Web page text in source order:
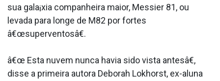
sua gala¡xia companheira maior, Messier 81, ou
levada para longe de M82 por fortes
â€œsuperventosâ€.
â€œ Esta nuvem nunca havia sido vista antesâ€,
disse a primeira autora Deborah Lokhorst, ex-aluna